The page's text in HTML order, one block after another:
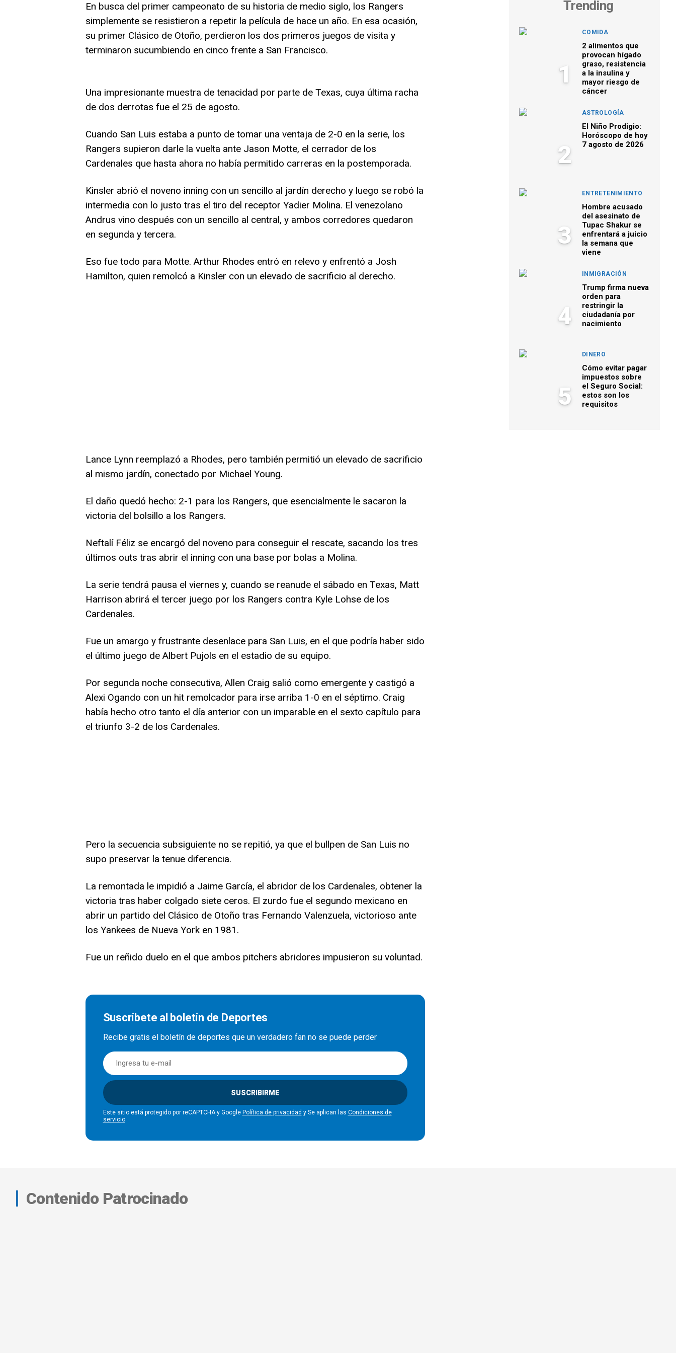
En busca del primer campeonato de su historia de medio siglo, los Rangers
simplemente se resistieron a repetir la película de hace un año. En esa ocasión,
su primer Clásico de Otoño, perdieron los dos primeros juegos de visita y
terminaron sucumbiendo en cinco frente a San Francisco.
Una impresionante muestra de tenacidad por parte de Texas, cuya última racha
de dos derrotas fue el 25 de agosto.
Cuando San Luis estaba a punto de tomar una ventaja de 2-0 en la serie, los
Rangers supieron darle la vuelta ante Jason Motte, el cerrador de los
Cardenales que hasta ahora no había permitido carreras en la postemporada.
Kinsler abrió el noveno inning con un sencillo al jardín derecho y luego se robó la
intermedia con lo justo tras el tiro del receptor Yadier Molina. El venezolano
Andrus vino después con un sencillo al central, y ambos corredores quedaron
en segunda y tercera.
Eso fue todo para Motte. Arthur Rhodes entró en relevo y enfrentó a Josh
Hamilton, quien remolcó a Kinsler con un elevado de sacrificio al derecho.
Lance Lynn reemplazó a Rhodes, pero también permitió un elevado de sacrificio
al mismo jardín, conectado por Michael Young.
El daño quedó hecho: 2-1 para los Rangers, que esencialmente le sacaron la
victoria del bolsillo a los Rangers.
Neftalí Féliz se encargó del noveno para conseguir el rescate, sacando los tres
últimos outs tras abrir el inning con una base por bolas a Molina.
La serie tendrá pausa el viernes y, cuando se reanude el sábado en Texas, Matt
Harrison abrirá el tercer juego por los Rangers contra Kyle Lohse de los
Cardenales.
Fue un amargo y frustrante desenlace para San Luis, en el que podría haber sido
el último juego de Albert Pujols en el estadio de su equipo.
Por segunda noche consecutiva, Allen Craig salió como emergente y castigó a
Alexi Ogando con un hit remolcador para irse arriba 1-0 en el séptimo. Craig
había hecho otro tanto el día anterior con un imparable en el sexto capítulo para
el triunfo 3-2 de los Cardenales.
Pero la secuencia subsiguiente no se repitió, ya que el bullpen de San Luis no
supo preservar la tenue diferencia.
La remontada le impidió a Jaime García, el abridor de los Cardenales, obtener la
victoria tras haber colgado siete ceros. El zurdo fue el segundo mexicano en
abrir un partido del Clásico de Otoño tras Fernando Valenzuela, victorioso ante
los Yankees de Nueva York en 1981.
Fue un reñido duelo en el que ambos pitchers abridores impusieron su voluntad.
Suscríbete al boletín de Deportes
Recibe gratis el boletín de deportes que un verdadero fan no se puede perder
SUSCRIBIRME
Este sitio está protegido por reCAPTCHA y Google Política de privacidad y Se aplican las Condiciones de
servicio.
Trending
1
COMIDA
2 alimentos que
provocan hígado
graso, resistencia
a la insulina y
mayor riesgo de
cáncer
2
ASTROLOGÍA
El Niño Prodigio:
Horóscopo de hoy
7 agosto de 2026
3
ENTRETENIMIENTO
Hombre acusado
del asesinato de
Tupac Shakur se
enfrentará a juicio
la semana que
viene
4
INMIGRACIÓN
Trump firma nueva
orden para
restringir la
ciudadanía por
nacimiento
5
DINERO
Cómo evitar pagar
impuestos sobre
el Seguro Social:
estos son los
requisitos
Contenido Patrocinado